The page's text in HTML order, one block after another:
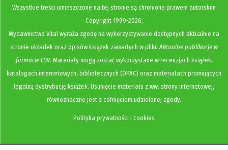
Wszystkie treści umieszczone na tej stronie są chronione prawem autorskim
Copyright1999-2026;
Wydawnictwo Vital wyraża zgodę na wykorzystywanie dostępnych aktualnie na
stronie okładek oraz opisów książek zawartych w plikuAktualne publikacje w
formacie CSV. Materiały mogą zostać wykorzystane w recenzjach książek,
katalogach internetowych, bibliotecznych (OPAC) oraz materiałach promujących
legalną dystrybucję książek. Usunięcie materiału z ww. strony internetowej,
równoznaczne jest z cofnięciem udzielonej zgody.
Polityka prywatności i cookies